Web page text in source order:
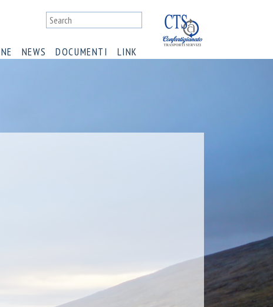
NEWS DOCUMENTI LINK